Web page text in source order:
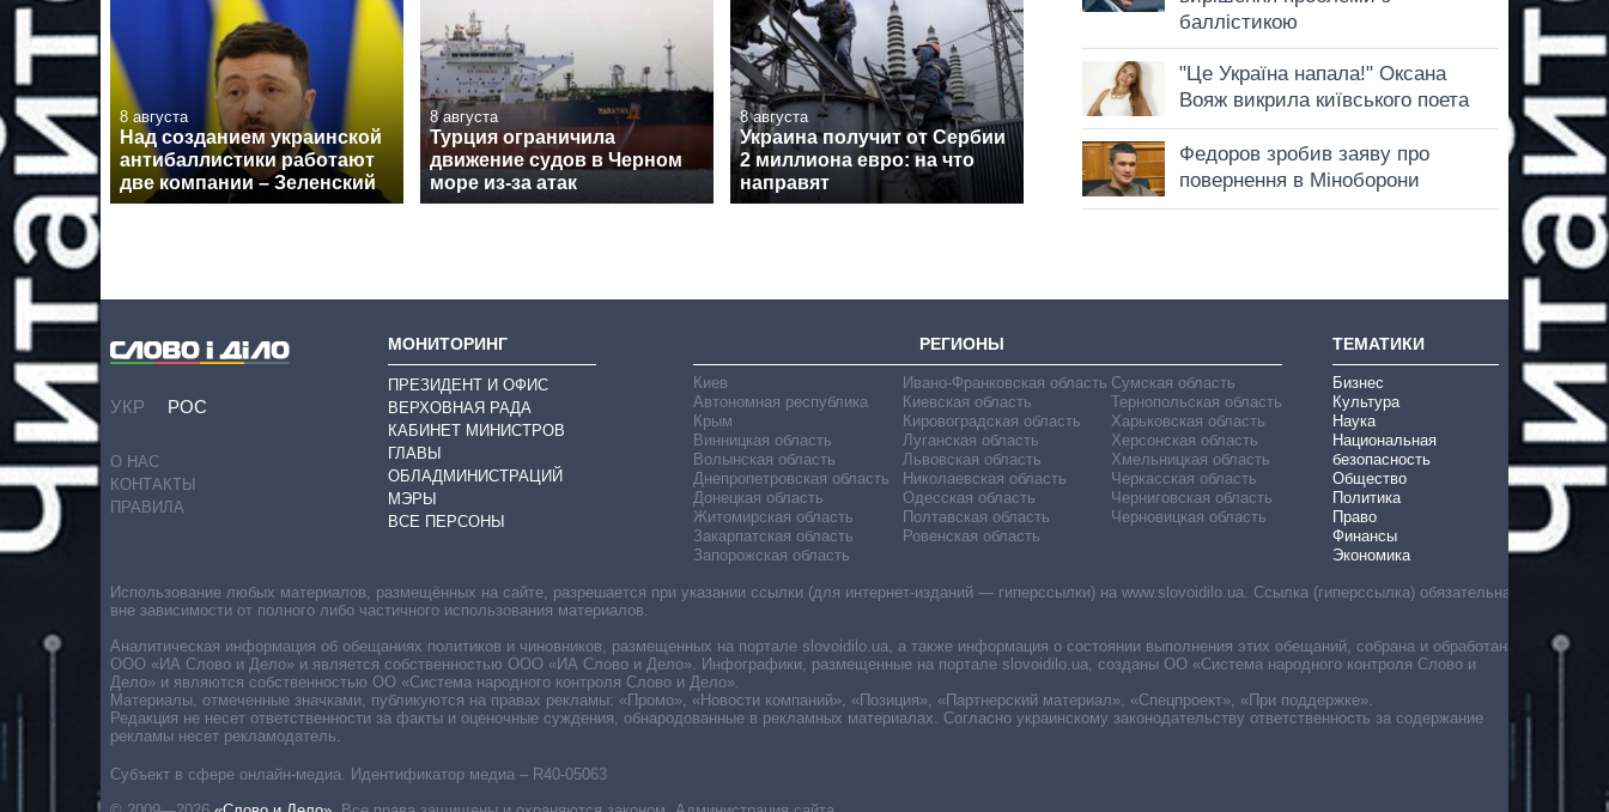
8 августа
Над созданием украинской
антибаллистики работают
две компании – Зеленский
8 августа
Турция ограничила
движение судов в Черном
море из-за атак
8 августа
Украина получит от Сербии
2 миллиона евро: на что
направят
УКР РОС
О НАС
КОНТАКТЫ
ПРАВИЛА
МОНИТОРИНГ
ПРЕЗИДЕНТ И ОФИС
ВЕРХОВНАЯ РАДА
КАБИНЕТ МИНИСТРОВ
ГЛАВЫ
ОБЛАДМИНИСТРАЦИЙ
МЭРЫ
ВСЕ ПЕРСОНЫ
РЕГИОНЫ
Киев
Автономная республика
Крым
Винницкая область
Волынская область
Днепропетровская область
Донецкая область
Житомирская область
Закарпатская область
Запорожская область
Ивано-Франковская область
Киевская область
Кировоградская область
Луганская область
Львовская область
Николаевская область
Одесская область
Полтавская область
Ровенская область
Сумская область
Тернопольская область
Харьковская область
Херсонская область
Хмельницкая область
Черкасская область
Черниговская область
Черновицкая область
ТЕМАТИКИ
Бизнес
Культура
Наука
Национальная
безопасность
Общество
Политика
Право
Финансы
Экономика
Субъект в сфере онлайн-медиа. Идентификатор медиа – R40-05063
Использование любых материалов, размещённых на сайте, разрешается при указании ссылки (для интернет-изданий — гиперссылки) на www.slovoidilo.ua. Ссылка (гиперссылка) обязательна
вне зависимости от полного либо частичного использования материалов.
Аналитическая информация об обещаниях политиков и чиновников, размещенных на портале slovoidilo.ua, а также информация о состоянии выполнения этих обещаний, собрана и обработана
ООО «ИА Слово и Дело» и является собственностью ООО «ИА Слово и Дело». Инфографики, размещенные на портале slovoidilo.ua, созданы ОО «Система народного контроля Слово и
Дело» и являются собственностью ОО «Система народного контроля Слово и Дело».
Материалы, отмеченные значками, публикуются на правах рекламы: «Промо», «Новости компаний», «Позиция», «Партнерский материал», «Спецпроект», «При поддержке».
Редакция не несет ответственности за факты и оценочные суждения, обнародованные в рекламных материалах. Согласно украинскому законодательству ответственность за содержание
рекламы несет рекламодатель.